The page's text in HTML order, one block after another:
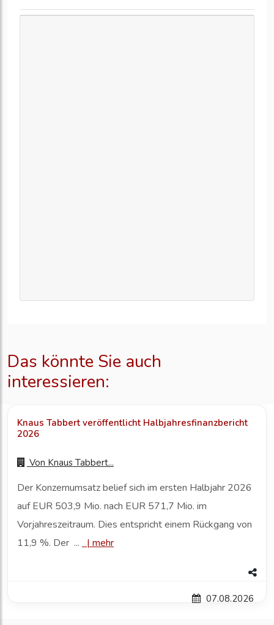
Das könnte Sie auch
interessieren:
Knaus Tabbert veröffentlicht Halbjahresfinanzbericht
2026
Von Knaus Tabbert...
Der Konzernumsatz belief sich im ersten Halbjahr 2026
auf EUR 503,9 Mio. nach EUR 571,7 Mio. im
Vorjahreszeitraum. Dies entspricht einem Rückgang von
11,9 %. Der ...
| mehr
07.08.2026